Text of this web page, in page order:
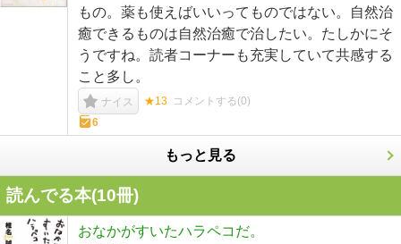
もの。薬も使えばいいってものではない。自然治
癒できるものは自然治癒で治したい。たしかにそ
うですね。読者コーナーも充実していて共感する
こと多し。
ナイス ★13 コメントする(0)
6
もっと見る
読んでる本(10冊)
おなかがすいたハラペコだ。